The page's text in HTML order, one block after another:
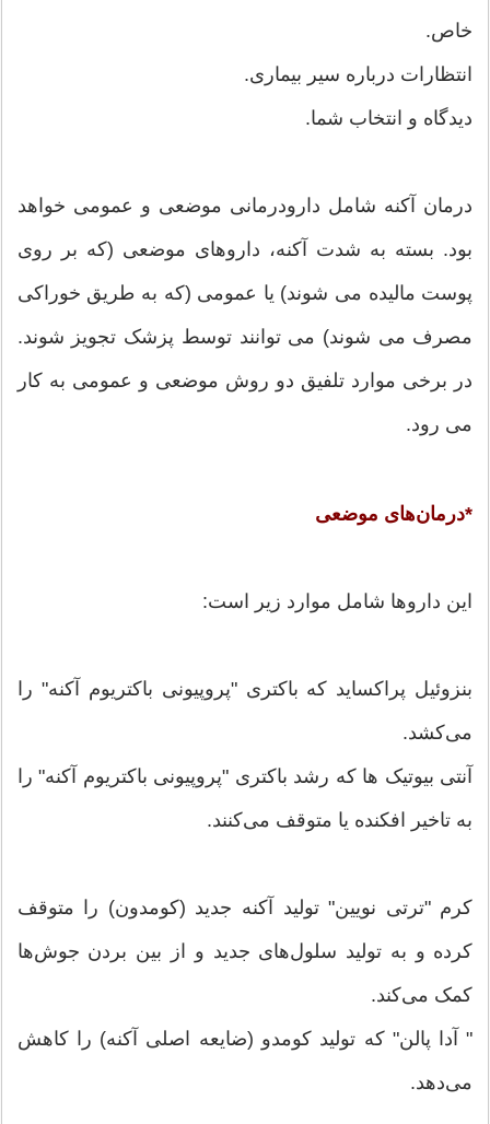
خاص.
انتظارات درباره سیر بیمارى.
دیدگاه و انتخاب شما.
درمان آکنه شامل دارودرمانى موضعى و عمومى خواهد
بود. بسته به شدت آکنه، داروهاى موضعى (که بر روى
پوست مالیده مى شوند) یا عمومى (که به طریق خوراکى
مصرف مى شوند) مى توانند توسط پزشک تجویز شوند.
در برخى موارد تلفیق دو روش موضعى و عمومى به کار
مى رود.
*درمان‌های موضعی
این داروها شامل موارد زیر است:
بنزوئیل پراکساید که باکترى "پروپیونى باکتریوم آکنه" را
مى‌کشد.
آنتى بیوتیک ها که رشد باکترى "پروپیونى باکتریوم آکنه" را
به تاخیر افکنده یا متوقف مى‌کنند.
کرم "ترتى نویین" تولید آکنه جدید (کومدون) را متوقف
کرده و به تولید سلول‌‌هاى جدید و از بین بردن جوش‌ها
کمک مى‌کند.
" آدا پالن" که تولید کومدو (ضایعه اصلى آکنه) را کاهش
مى‌دهد.